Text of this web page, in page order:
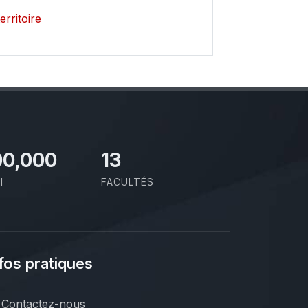
13
FACULTÉS
pratiques
Contactez-nous